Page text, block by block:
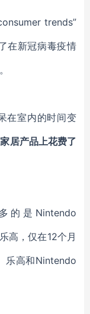
trends”
在新冠病毒疫情
在室内的时间变
居产品上花费了
的是Nintendo
高，仅在12个月
乐高和Nintendo